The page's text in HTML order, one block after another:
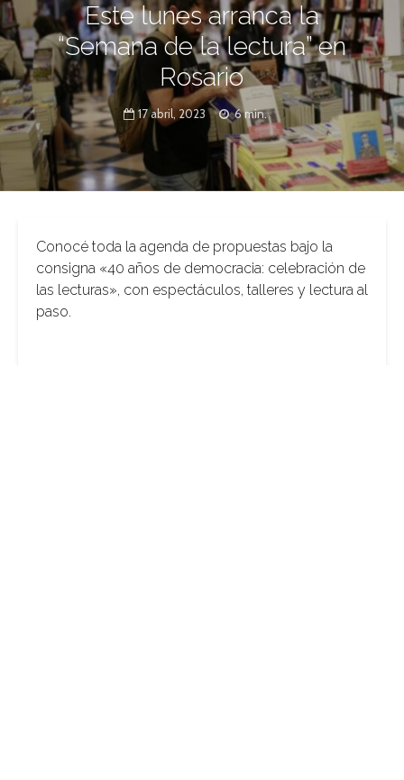
Este lunes arranca la
“Semana de la lectura” en
Rosario
17 abril, 2023 6 min.
Conocé toda la agenda de propuestas bajo la
consigna «40 años de democracia: celebración de
las lecturas», con espectáculos, talleres y lectura al
paso.